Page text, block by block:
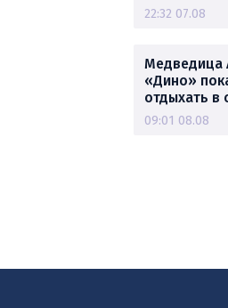
22:32 07.08
Медведица
«Дино»
отдыхать в
09:01 08.08